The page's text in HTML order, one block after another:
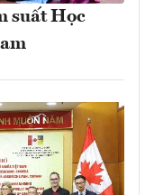
suất Học